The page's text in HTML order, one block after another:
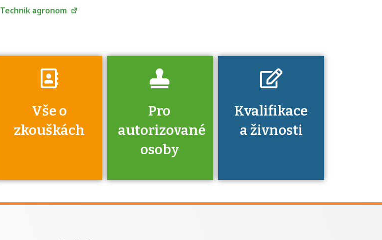
Technik agronom
Vše o
zkouškách
o tom, kdo vás
Pro
autorizované
osoby
Kvalifikace
a živnosti